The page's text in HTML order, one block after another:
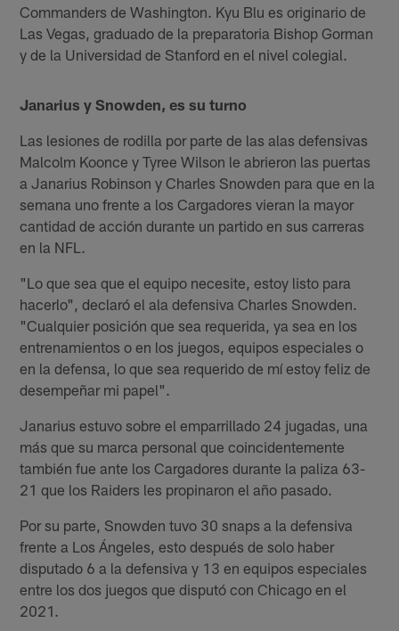
Commanders de Washington. Kyu Blu es originario de
Las Vegas, graduado de la preparatoria Bishop Gorman
y de la Universidad de Stanford en el nivel colegial.
Janarius y Snowden, es su turno
Las lesiones de rodilla por parte de las alas defensivas
Malcolm Koonce y Tyree Wilson le abrieron las puertas
a Janarius Robinson y Charles Snowden para que en la
semana uno frente a los Cargadores vieran la mayor
cantidad de acción durante un partido en sus carreras
en la NFL.
"Lo que sea que el equipo necesite, estoy listo para
hacerlo", declaró el ala defensiva Charles Snowden.
"Cualquier posición que sea requerida, ya sea en los
entrenamientos o en los juegos, equipos especiales o
en la defensa, lo que sea requerido de mí estoy feliz de
desempeñar mi papel".
Janarius estuvo sobre el emparrillado 24 jugadas, una
más que su marca personal que coincidentemente
también fue ante los Cargadores durante la paliza 63-
21 que los Raiders les propinaron el año pasado.
Por su parte, Snowden tuvo 30 snaps a la defensiva
frente a Los Ángeles, esto después de solo haber
disputado 6 a la defensiva y 13 en equipos especiales
entre los dos juegos que disputó con Chicago en el
2021.